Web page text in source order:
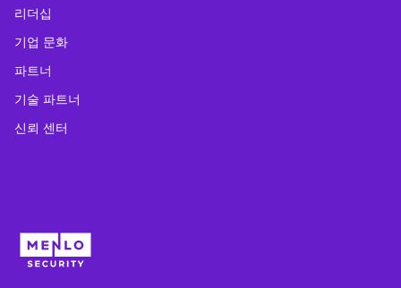
리더십
기업 문화
파트너
기술 파트너
신뢰 센터